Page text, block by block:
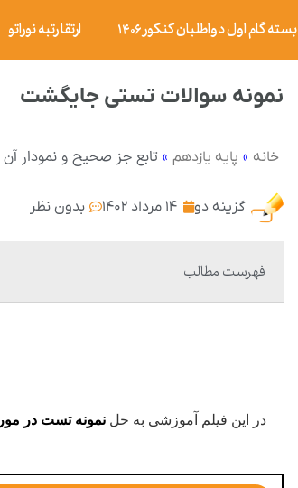
بسته گام اول دواطلبان کنکور ۱۴۰۶ ارتقا رتبه نوراتو
نمونه سوالات تستی جایگشت
خانه » پایه یازدهم » تابع جز صحیح و نمودار آن
گزینه دو ۱۴ مرداد ۱۴۰۲ بدون نظر
فهرست مطالب
در این فیلم آموزشی به حلنمونه تست در